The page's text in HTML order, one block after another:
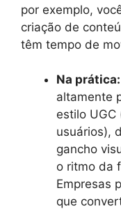
por exemplo,
criação de
têm tempo de
Na prática:
altamente
estilo
usuários),
gancho
o ritmo da
Empresas
que